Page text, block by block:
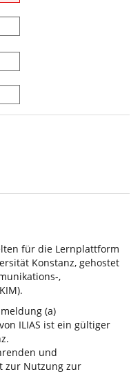
für die Lernplattform
Konstanz, gehostet
,
(a)
ILIAS ist ein gültiger
und
zur Nutzung zur